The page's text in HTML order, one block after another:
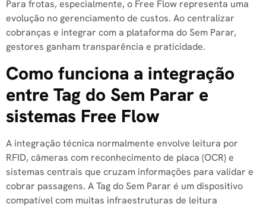
Para frotas, especialmente, o Free Flow representa uma
evolução no gerenciamento de custos. Ao centralizar
cobranças e integrar com a plataforma do Sem Parar,
gestores ganham transparência e praticidade.
Como funciona a integração
entre Tag do Sem Parar e
sistemas Free Flow
A integração técnica normalmente envolve leitura por
RFID, câmeras com reconhecimento de placa (OCR) e
sistemas centrais que cruzam informações para validar e
cobrar passagens. A Tag do Sem Parar é um dispositivo
compatível com muitas infraestruturas de leitura